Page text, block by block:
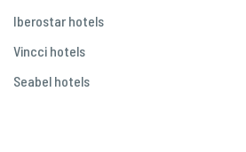
Iberostar hotels
Vincci hotels
Seabel hotels